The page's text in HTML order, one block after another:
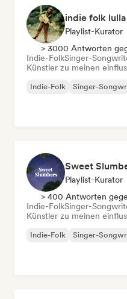
indie folk
Playlist-Kurator
> 3000 Antworten
Indie-FolkSinger-
Künstler zu meinen
Indie-Folk Singer-
Sweet
Playlist-Kurator
> 400 Antworten
Indie-FolkSinger-
Künstler zu meinen
Indie-Folk Singer-